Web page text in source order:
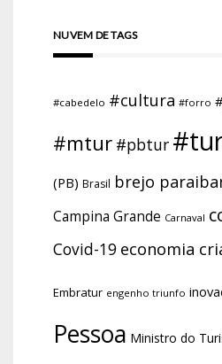
NUVEM DE TAGS
#cabedelo #cultura #forro
#mtur #pbtur
(PB) Brasil brejo
Campina Grande Carnaval
Covid-19 economia
Embratur engenho triunfo
Pessoa Ministro do